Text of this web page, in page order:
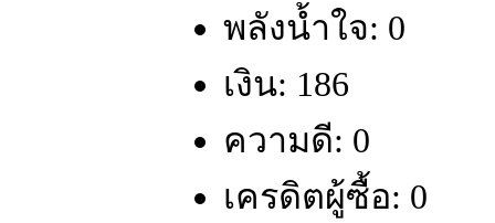
พลังน้ำใจ: 0
เงิน: 186
ความดี: 0
เครดิตผู้ซื้อ: 0